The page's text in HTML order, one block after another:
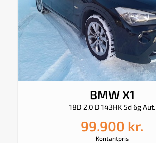
BMW X1
18D 2,0 D 143HK 5d 6g Aut.
99.900 kr.
Kontantpris